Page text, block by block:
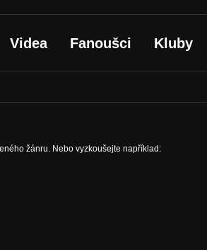
Videa Fanoušci Kluby
žánru. Nebo vyzkoušejte například: